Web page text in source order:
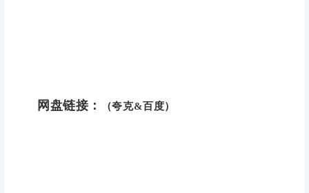
网盘链接： （夸克&百度）